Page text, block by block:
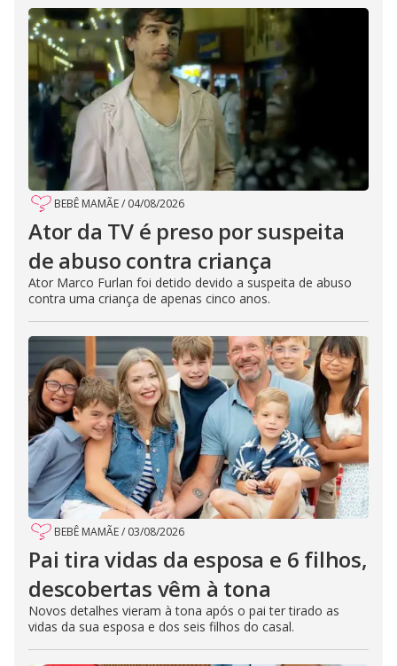
BEBÊ MAMÃE/ 04/08/2026
Ator da TV é preso por suspeita
de abuso contra criança
Ator Marco Furlan foi detido devido a suspeita de abuso
contra uma criança de apenas cinco anos.
BEBÊ MAMÃE/ 03/08/2026
Pai tira vidas da esposa e 6 filhos,
descobertas vêm à tona
Novos detalhes vieram à tona após o pai ter tirado as
vidas da sua esposa e dos seis filhos do casal.